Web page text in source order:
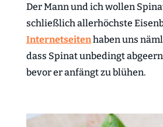
Der Mann und ich wollen
schließlich allerhöchste
Internetseitenhaben uns
dass Spinat unbedingt
bevor er anfängt zu blühen.